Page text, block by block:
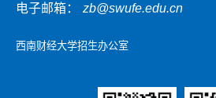
电子邮箱： zb@swufe.edu.cn
西南财经大学招生办公室